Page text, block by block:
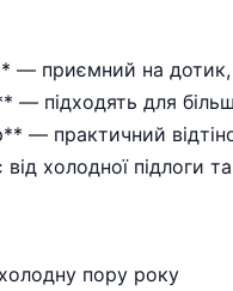
приємний на дотик,
— підходять для
— практичний
холодної підлоги та
пору року